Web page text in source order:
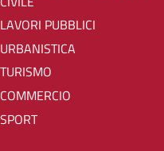
LAVORI PUBBLICI
URBANISTICA
TURISMO
COMMERCIO
SPORT